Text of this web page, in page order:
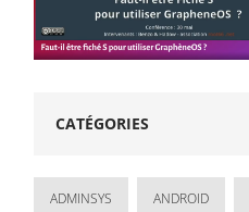
CATÉGORIES
ADMINSYS ANDROID